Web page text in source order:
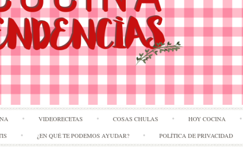
Skip
content
VIDEORECETAS COSAS CHULAS HOY COCINA
¿EN QUÉ TE PODEMOS AYUDAR? POLÍTICA DE PRIVACIDAD